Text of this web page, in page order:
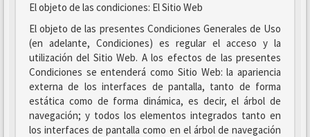
El objeto de las condiciones: El Sitio Web
El objeto de las presentes Condiciones Generales de Uso
(en adelante, Condiciones) es regular el acceso y la
utilización del Sitio Web. A los efectos de las presentes
Condiciones se entenderá como Sitio Web: la apariencia
externa de los interfaces de pantalla, tanto de forma
estática como de forma dinámica, es decir, el árbol de
navegación; y todos los elementos integrados tanto en
los interfaces de pantalla como en el árbol de navegación